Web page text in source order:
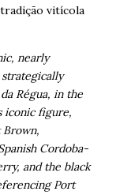
vitícola
nearly
Régua, in the
iconic figure,
Brown,
Cordoba-
and the black
Port